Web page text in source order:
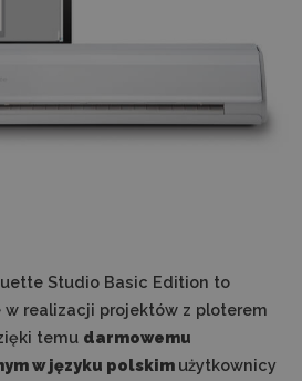
Studio Basic Edition to
realizacji projektów z ploterem
temu darmowemu
w języku polskim użytkownicy